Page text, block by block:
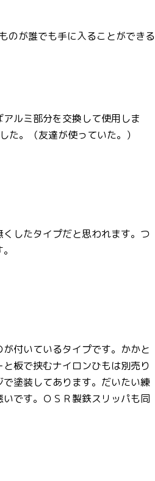
のが誰でも手に入ることができる
ルミ部分を交換して使用しま
た。（友達が使っていた。）
したタイプだと思われます。つ
付いているタイプです。かかと
板で挟むナイロンひもは別売り
塗装してあります。だいたい練
です。ＯＳＲ製鉄スリッパも同